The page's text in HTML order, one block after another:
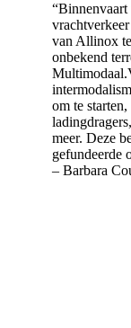
“Binnenvaart
van Allinox
onbekend
om te
meer. Deze
gefundeerde
– Barbara